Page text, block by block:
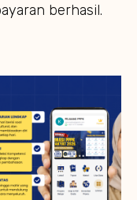
berhasil.